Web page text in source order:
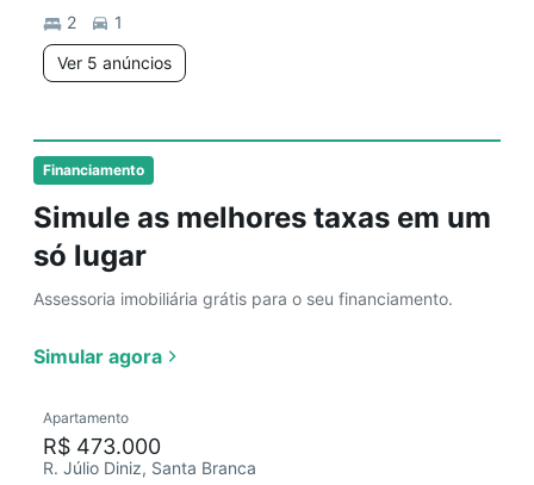
Financiamento
Simule as melhores taxas em um
só lugar
Assessoria imobiliária grátis para o seu financiamento.
Simular agora
2
1
Ver 5 anúncios
Apartamento
R$ 473.000
R. Júlio Diniz, Santa Branca